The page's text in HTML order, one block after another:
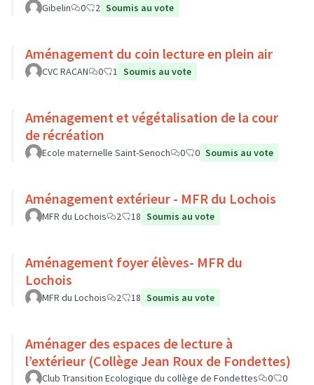
Gibelin 0 2 Soumis au vote
Aménagement du coin lecture en plein air
CVC RACAN 0 1 Soumis au vote
Aménagement et végétalisation de la cour
de récréation
Ecole maternelle Saint-Senoch 0 0 Soumis au vote
Aménagement extérieur - MFR du Lochois
MFR du Lochois 2 18 Soumis au vote
Aménagement foyer élèves- MFR du
Lochois
MFR du Lochois 2 18 Soumis au vote
Aménager des espaces de lecture à
l’extérieur (Collège Jean Roux de Fondettes)
Club Transition Ecologique du collège de Fondettes 0
0